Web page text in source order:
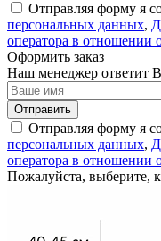
Отправляя форму я
персональных данных,
оператора в отношении
Оформить заказ
Наш менеджер ответит
Отправить
Отправляя форму я
персональных данных,
оператора в отношении
Пожалуйста, выберите,